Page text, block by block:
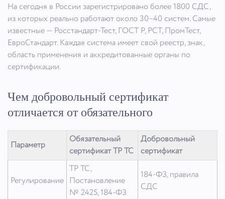
На сегодня в России зарегистрировано более 1800 СДС,
из которых реально работают около 30–40 систем. Самые
известные — Росстандарт-Тест, ГОСТ Р, РСТ, ПромТест,
ЕвроСтандарт. Каждая система имеет свой реестр, знак,
область применения и аккредитованные органы по
сертификации.
Чем добровольный сертификат
отличается от обязательного
Параметр
Обязательный
сертификат ТР ТС
Добровольный
сертификат
Регулирование
ТР ТС,
Постановление
№ 2425, 184-ФЗ
184-ФЗ, правила
СДС